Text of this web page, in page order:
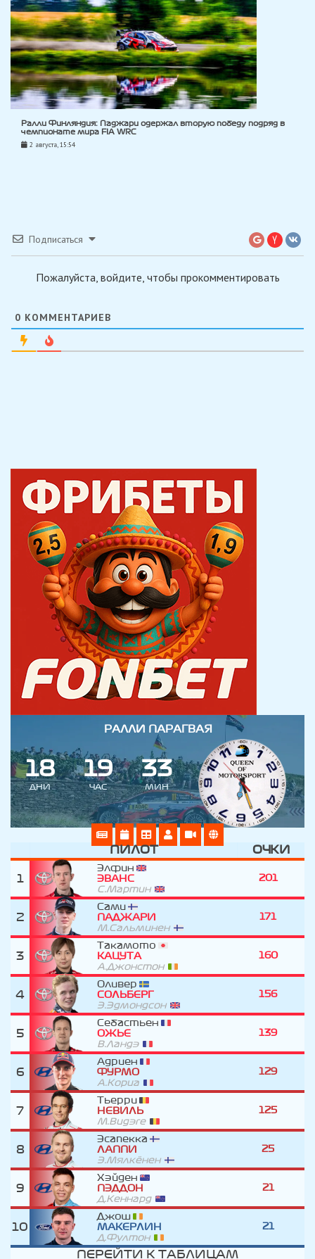
Ралли Финляндия: Паджари одержал вторую победу подряд в
чемпионате мира FIA WRC
2 августа, 15:54
Подписаться
Пожалуйста, войдите, чтобы прокомментировать
0 КОММЕНТАРИЕВ
РАЛЛИ ПАРАГВАЯ
18
ДНИ
19
ЧАС
33
МИН
ПИЛОТ ОЧКИ
1
Элфин
ЭВАНС
С.Мартин
201
2
Сами
ПАДЖАРИ
М.Сальминен
171
3
Такамото
КАЦУТА
А.Джонстон
160
4
Оливер
СОЛЬБЕРГ
Э.Эдмондсон
156
5
Себастьен
ОЖЬЕ
В.Ландэ
139
6
Адриен
ФУРМО
А.Кориа
129
7
Тьерри
НЕВИЛЬ
М.Видэге
125
8
Эсапекка
ЛАППИ
Э.Мялкёнен
25
9
Хэйден
ПЭДДОН
Д.Кеннард
21
10
Джош
МАКЕРЛИН
Д.Фултон
21
ПЕРЕЙТИ К ТАБЛИЦАМ